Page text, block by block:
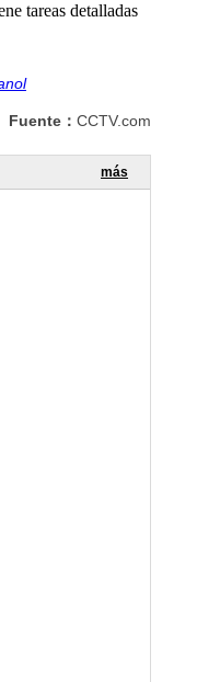
tareas detalladas
Fuente： CCTV.com
más